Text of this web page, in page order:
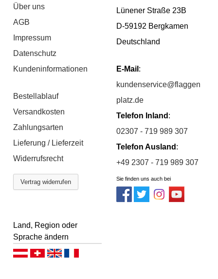
Über uns
AGB
Impressum
Datenschutz
Kundeninformationen
Bestellablauf
Versandkosten
Zahlungsarten
Lieferung / Lieferzeit
Widerrufsrecht
Vertrag widerrufen
Lünener Straße 23B
D-59192 Bergkamen
Deutschland
E-Mail :
kundenservice@flaggen
platz.de
Telefon Inland :
02307 - 719 989 307
Telefon Ausland :
+49 2307 - 719 989 307
Sie finden uns auch bei
Land, Region oder
Sprache ändern
Deutsch (AT)Deutsch (CH)